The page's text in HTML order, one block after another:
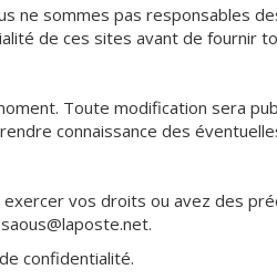
ne sommes pas responsables
de ces sites avant de fournir
Toute modification sera
connaissance des
vos droits ou avez des
confidentialité.